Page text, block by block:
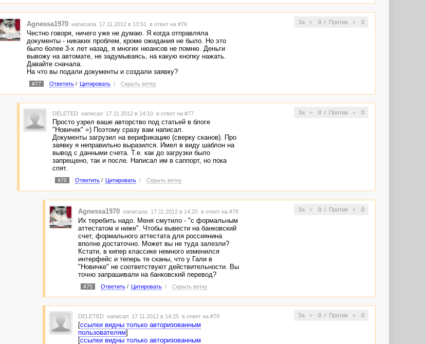
аттестатом". Возможно ф. а. с проверенными данными сюда не входит, но
всё же. Что вы об этом думаете?
За 0/ Против 0
Agnessa1970 написала 17.11.2012 в 13:51 в ответ на #76
Честно говоря, ничего уже не думаю. Я когда отправляла
документы - никаких проблем, кроме ожидания не было. Но это
было более 3-х лет назад, я многих нюансов не помню. Деньги
вывожу на автомате, не задумываясь, на какую кнопку нажать.
Давайте сначала.
На что вы подали документы и создали заявку?
#77 Ответить/ Цитировать / Скрыть ветку
За 0/ Против 0
DELETED написал 17.11.2012 в 14:10 в ответ на #77
Просто узрел ваше авторство под статьей в блоге
"Новичек" =) Поэтому сразу вам написал.
Документы загрузил на верификацию (сверку сканов). Про
заявку я неправильно выразился. Имел в виду шаблон на
вывод с данными счета. Т.е. как до загрузки было
запрещено, так и после. Написал им в саппорт, но пока
спят.
#78 Ответить/ Цитировать / Скрыть ветку
За 0/ Против 0
Agnessa1970 написала 17.11.2012 в 14:20 в ответ на #78
Их теребить надо. Меня смутило - "с формальным
аттестатом и ниже". Чтобы вывести на банковский
счет, формального аттестата для россиянина
вполне достаточно. Может вы не туда залезли?
Кстати, в кипер классике немного изменился
интерфейс и теперь те сканы, что у Гали в
"Новичке" не соответствуют действительности. Вы
точно запрашивали на банковский перевод?
#79 Ответить/ Цитировать / Скрыть ветку
За 0/ Против 0
DELETED написал 17.11.2012 в 14:25 в ответ на #79
[ссылки видны только авторизованным
пользователям]
[ссылки видны только авторизованным